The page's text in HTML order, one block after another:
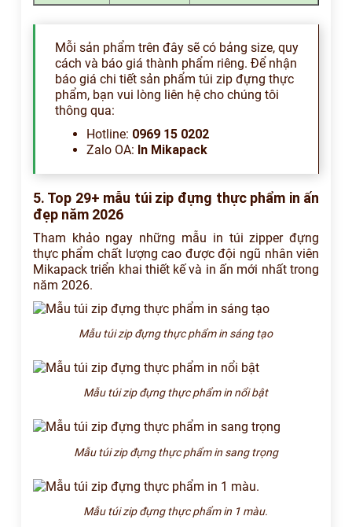
Mỗi sản phẩm trên đây sẽ có bảng size, quy
cách và báo giá thành phẩm riêng. Để nhận
báo giá chi tiết sản phẩm túi zip đựng thực
phẩm, bạn vui lòng liên hệ cho chúng tôi
thông qua:
Hotline: 0969 15 0202
Zalo OA: In Mikapack
5. Top 29+ mẫu túi zip đựng thực phẩm in ấn
đẹp năm 2026
Tham khảo ngay những mẫu in túi zipper đựng
thực phẩm chất lượng cao được đội ngũ nhân viên
Mikapack triển khai thiết kế và in ấn mới nhất trong
năm 2026.
Mẫu túi zip đựng thực phẩm in sáng tạo
Mẫu túi zip đựng thực phẩm in nổi bật
Mẫu túi zip đựng thực phẩm in sang trọng
Mẫu túi zip đựng thực phẩm in 1 màu.